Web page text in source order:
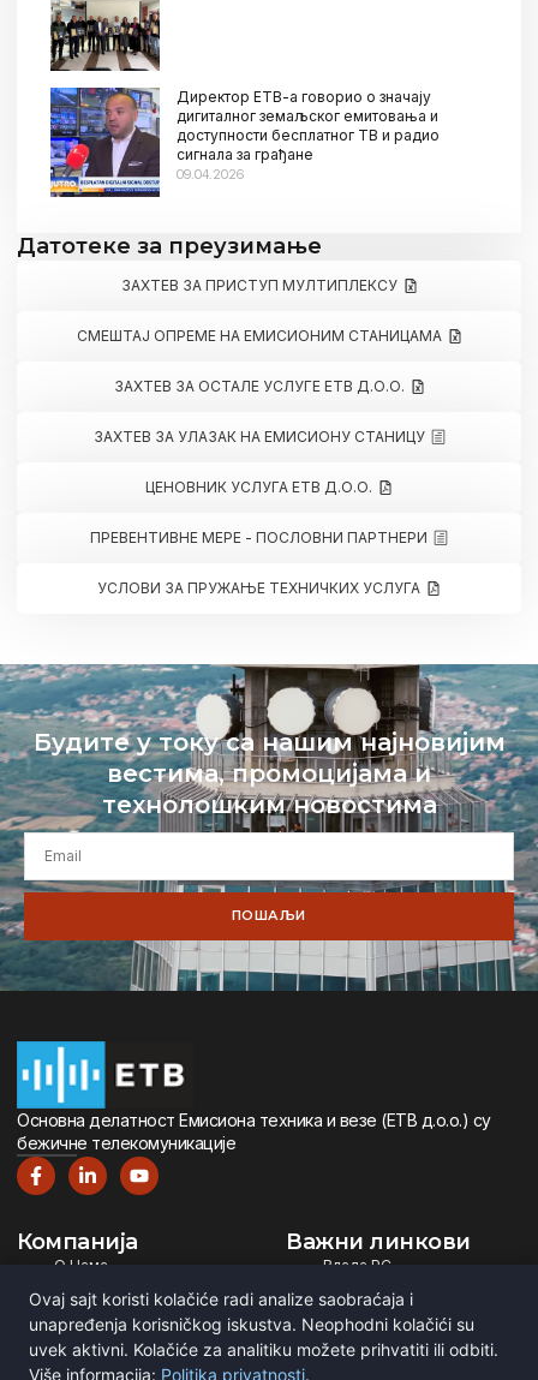
Директор ЕТВ-а говорио о значају
дигиталног земаљског емитовања и
доступности бесплатног ТВ и радио
сигнала за грађане
09.04.2026
Датотеке за преузимање
ЗАХТЕВ ЗА ПРИСТУП МУЛТИПЛЕКСУ
СМЕШТАЈ ОПРЕМЕ НА ЕМИСИОНИМ СТАНИЦАМА
ЗАХТЕВ ЗА ОСТАЛЕ УСЛУГЕ ЕТВ Д.О.О.
ЗАХТЕВ ЗА УЛАЗАК НА ЕМИСИОНУ СТАНИЦУ
ЦЕНОВНИК УСЛУГА ЕТВ Д.О.О.
ПРЕВЕНТИВНЕ МЕРЕ - ПОСЛОВНИ ПАРТНЕРИ
УСЛОВИ ЗА ПРУЖАЊЕ ТЕХНИЧКИХ УСЛУГА
Будите у току са нашим најновијим
вестима, промоцијама и
технолошким новостима
ПОШАЉИ
Oсновна дeлатност Eмисиона тeхника и вeзe (ETВ д.о.о.) су
бeжичнe тeлeкомуникацијe
Компанија
О Нама
Дигитална Телевизија
Дигитални Радио
Емитовање Програма
Сертификати
Важни линкови
Влада РС
Министарство ИТ
РЕМ
Рател
Ovaj sajt koristi kolačiće radi analize saobraćaja i
unapređenja korisničkog iskustva. Neophodni kolačići su
uvek aktivni. Kolačiće za analitiku možete prihvatiti ili odbiti.
Više informacija: Politika privatnosti.